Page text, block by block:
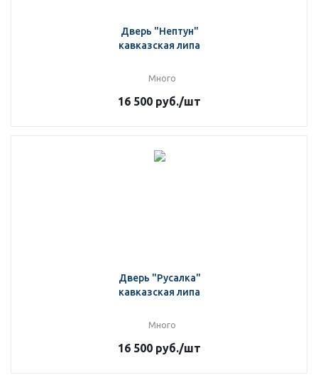
Дверь "Нептун"
кавказская липа
Много
16 500 руб./шт
Дверь "Русалка"
кавказская липа
Много
16 500 руб./шт